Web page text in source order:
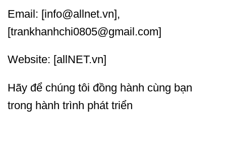
Email: [info@allnet.vn],
[trankhanhchi0805@gmail.com]
Website: [allNET.vn]
Hãy để chúng tôi đồng hành cùng bạn
trong hành trình phát triển